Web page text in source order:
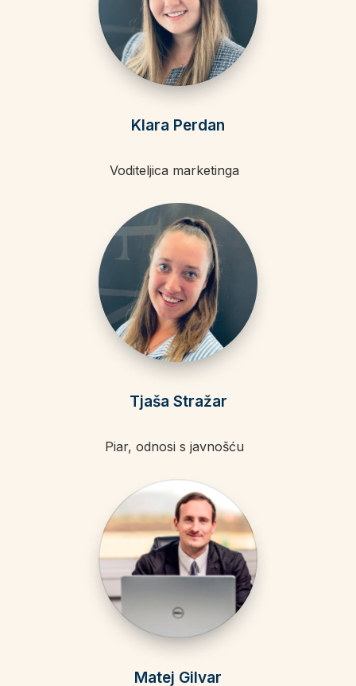
Klara Perdan
Voditeljica marketinga
Tjaša Stražar
Piar, odnosi s javnošću
Matej Gilvar